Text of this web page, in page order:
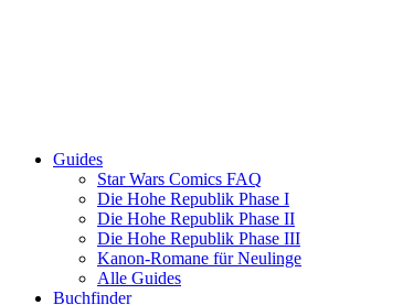
Guides
Star Wars Comics FAQ
Die Hohe Republik Phase I
Die Hohe Republik Phase II
Die Hohe Republik Phase III
Kanon-Romane für Neulinge
Alle Guides
Buchfinder